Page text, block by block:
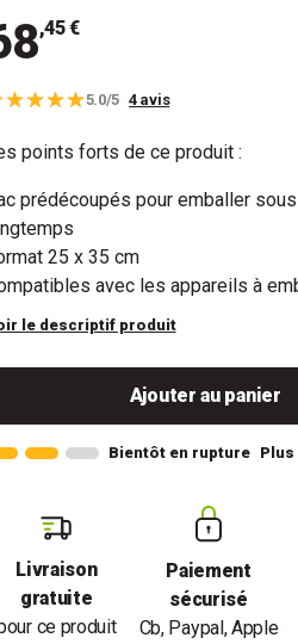
,45 €
5.0/5 4 avis
points forts de ce produit :
prédécoupés pour emballer
25 x 35 cm
avec les appareils à
le descriptif produit
Ajouter au panier
Bientôt en rupture Plus
Livraison
gratuite
ce produit
Paiement
sécurisé
Cb, Paypal, Apple